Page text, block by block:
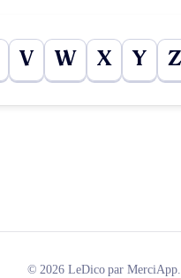
V W X Y Z
© 2026 LeDico par MerciApp.